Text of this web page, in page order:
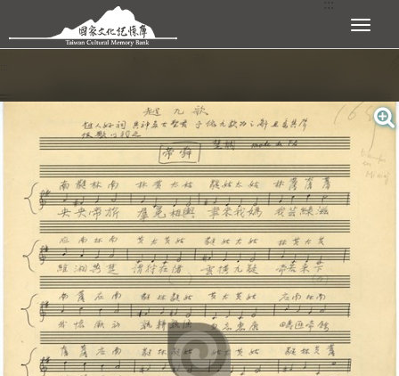
跳到主要內容區塊 展開選單